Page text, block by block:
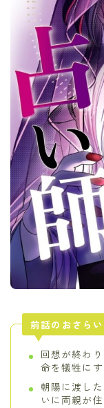
前話のおさらい
回想が終わ
命を犠牲に
朝陽に渡し
いに両親が